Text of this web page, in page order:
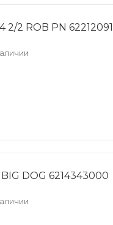
2/2 ROB PN
DOG 6214343000